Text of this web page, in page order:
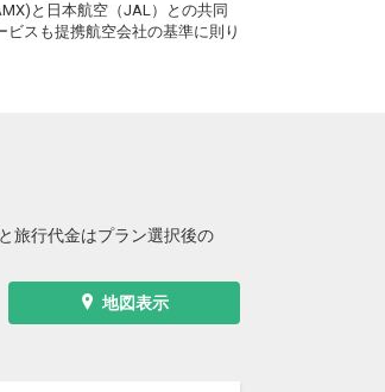
と日本航空（JAL）との共同
スも提携航空会社の基準に則り
旅行代金はプラン選択後の
地図表示